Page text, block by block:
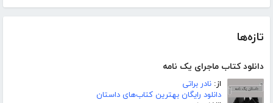
تازه‌ها
دانلود کتاب ماجرای یک نامه
از: نادر براتی
دانلود رایگان بهترین کتاب‌های داستان